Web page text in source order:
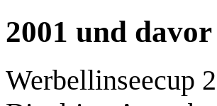
2001 und davor
Werbellinseecup